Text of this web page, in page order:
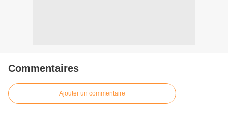
Commentaires
Ajouter un commentaire